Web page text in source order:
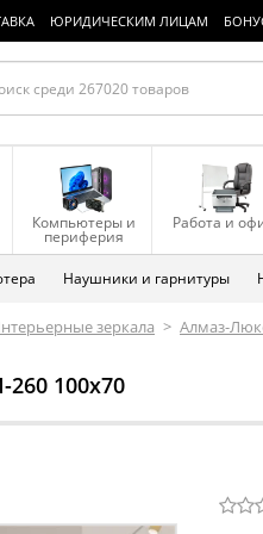
ЮРИДИЧЕСКИМ ЛИЦАМ
Компьютеры и
периферия
Работа и
Наушники и гарнитуры
зеркала > Алмаз-
100х70